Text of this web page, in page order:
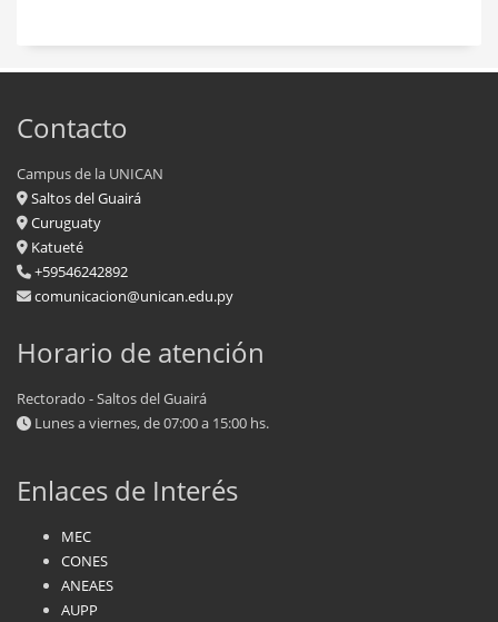
Contacto
Campus de la UNICAN
Saltos del Guairá
Curuguaty
Katueté
+59546242892
comunicacion@unican.edu.py
Horario de atención
Rectorado - Saltos del Guairá
Lunes a viernes, de 07:00 a 15:00 hs.
Enlaces de Interés
MEC
CONES
ANEAES
AUPP